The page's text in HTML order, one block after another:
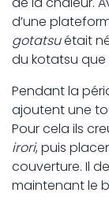
d’une
gotatsuétait né
du kotatsu que
Pendant la
ajoutent une
Pour cela ils
irori, puis
couverture. Il
maintenant le